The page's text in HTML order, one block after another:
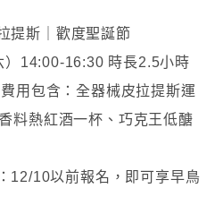
提斯｜歡度聖誕節
）14:00-16:30 時長2.5小時
用包含：全器械皮拉提斯運
料熱紅酒一杯、巧克王低醣
12/10以前報名，即可享早鳥